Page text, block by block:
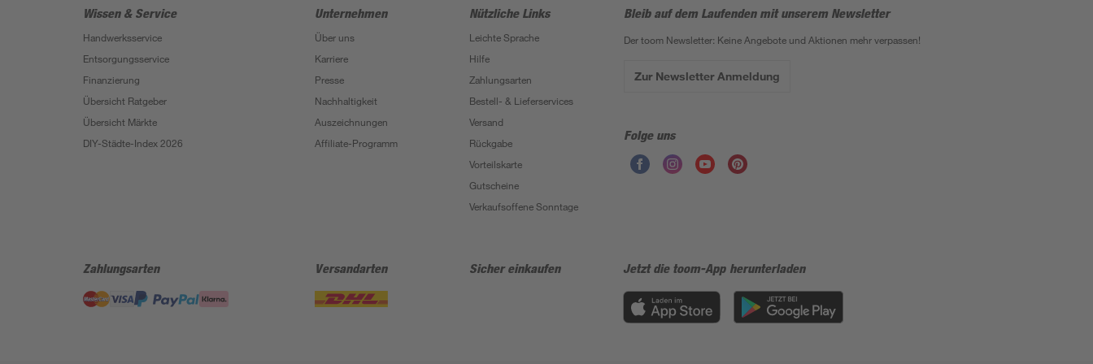
Wissen & Service
Handwerksservice
Entsorgungsservice
Finanzierung
Übersicht Ratgeber
Übersicht Märkte
DIY-Städte-Index 2026
Unternehmen
Über uns
Karriere
Presse
Nachhaltigkeit
Auszeichnungen
Affiliate-Programm
Nützliche Links
Leichte Sprache
Hilfe
Zahlungsarten
Bestell- & Lieferservices
Versand
Rückgabe
Vorteilskarte
Gutscheine
Verkaufsoffene Sonntage
Bleib auf dem Laufenden mit unserem Newsletter
Der toom Newsletter: Keine Angebote und Aktionen mehr verpassen!
Zur Newsletter Anmeldung
Folge uns
Zahlungsarten Versandarten Sicher einkaufen Jetzt die toom-App herunterladen